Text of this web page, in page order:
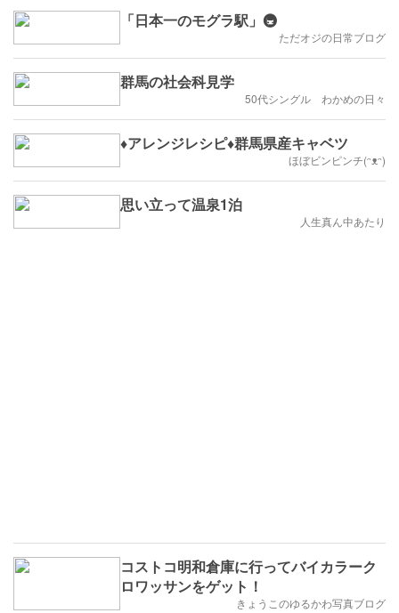
「日本一のモグラ駅」🚇️
ただオジの日常ブログ
群馬の社会科見学
50代シングル わかめの日々
♦︎アレンジレシピ♦︎群馬県産キャベツ
ほぼビンピンチ(ᵔᴥᵔ)
思い立って温泉1泊
人生真ん中あたり
コストコ明和倉庫に行ってバイカラーク
ロワッサンをゲット！
きょうこのゆるかわ写真ブログ